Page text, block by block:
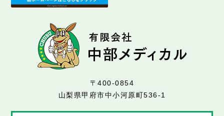
〒400-0854
山梨県甲府市中小河原町536-1